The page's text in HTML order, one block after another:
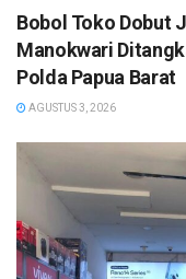
Bobol Toko Dobut
Manokwari
Polda Papua Barat
AGUSTUS 3, 2026